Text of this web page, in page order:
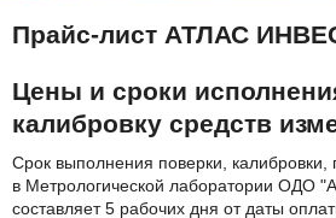
Прайс-лист АТЛАС
Цены и сроки
калибровку средств
Срок выполнения поверки,
в Метрологической лаборатории ОДО
составляет 5 рабочих дня от даты